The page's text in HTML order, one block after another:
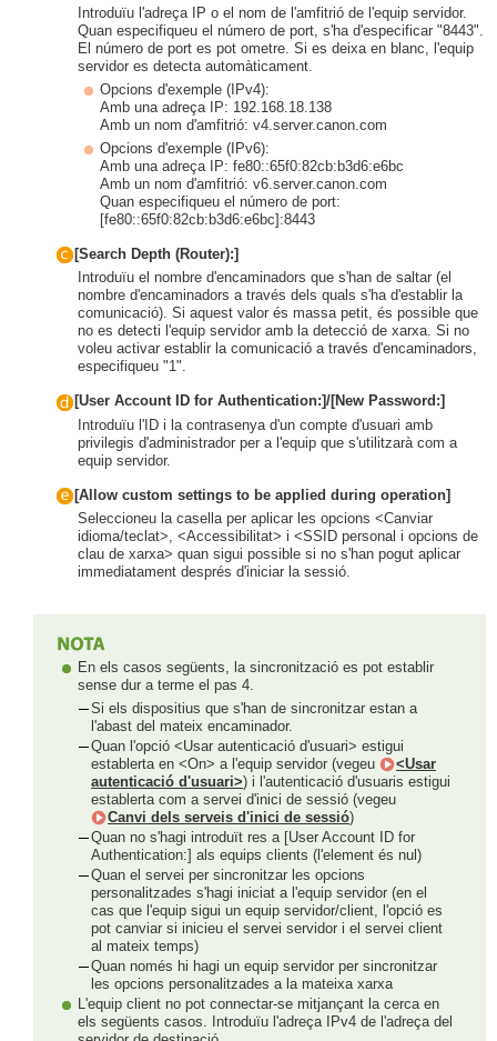
Introduïu l'adreça IP o el nom de l'amfitrió de l'equip servidor.
Quan especifiqueu el número de port, s'ha d'especificar "8443".
El número de port es pot ometre. Si es deixa en blanc, l'equip
servidor es detecta automàticament.
Opcions d'exemple (IPv4):
Amb una adreça IP: 192.168.18.138
Amb un nom d'amfitrió: v4.server.canon.com
Opcions d'exemple (IPv6):
Amb una adreça IP: fe80::65f0:82cb:b3d6:e6bc
Amb un nom d'amfitrió: v6.server.canon.com
Quan especifiqueu el número de port:
[fe80::65f0:82cb:b3d6:e6bc]:8443
[Search Depth (Router):]
Introduïu el nombre d'encaminadors que s'han de saltar (el
nombre d'encaminadors a través dels quals s'ha d'establir la
comunicació). Si aquest valor és massa petit, és possible que
no es detecti l'equip servidor amb la detecció de xarxa. Si no
voleu activar establir la comunicació a través d'encaminadors,
especifiqueu "1".
[User Account ID for Authentication:]/[New Password:]
Introduïu l'ID i la contrasenya d'un compte d'usuari amb
privilegis d'administrador per a l'equip que s'utilitzarà com a
equip servidor.
[Allow custom settings to be applied during operation]
Seleccioneu la casella per aplicar les opcions <Canviar
idioma/teclat>, <Accessibilitat> i <SSID personal i opcions de
clau de xarxa> quan sigui possible si no s'han pogut aplicar
immediatament després d'iniciar la sessió.
En els casos següents, la sincronització es pot establir
sense dur a terme el pas 4.
Si els dispositius que s'han de sincronitzar estan a
l'abast del mateix encaminador.
Quan l'opció <Usar autenticació d'usuari> estigui
establerta en <On> a l'equip servidor (vegeu
<Usar
autenticació d'usuari>) i l'autenticació d'usuaris estigui
establerta com a servei d'inici de sessió (vegeu
Canvi dels serveis d'inici de sessió)
Quan no s'hagi introduït res a [User Account ID for
Authentication:] als equips clients (l'element és nul)
Quan el servei per sincronitzar les opcions
personalitzades s'hagi iniciat a l'equip servidor (en el
cas que l'equip sigui un equip servidor/client, l'opció es
pot canviar si inicieu el servei servidor i el servei client
al mateix temps)
Quan només hi hagi un equip servidor per sincronitzar
les opcions personalitzades a la mateixa xarxa
L'equip client no pot connectar-se mitjançant la cerca en
els següents casos. Introduïu l'adreça IPv4 de l'adreça del